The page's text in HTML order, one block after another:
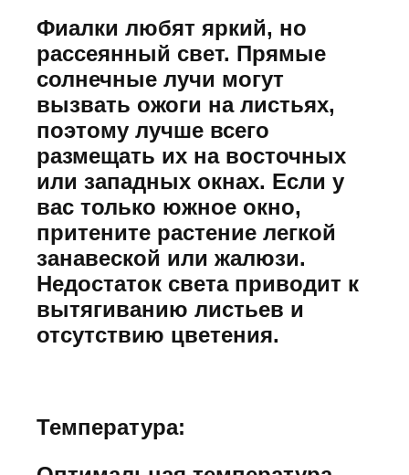
Фиалки любят яркий, но
рассеянный свет. Прямые
солнечные лучи могут
вызвать ожоги на листьях,
поэтому лучше всего
размещать их на восточных
или западных окнах. Если у
вас только южное окно,
притените растение легкой
занавеской или жалюзи.
Недостаток света приводит к
вытягиванию листьев и
отсутствию цветения.
Температура: